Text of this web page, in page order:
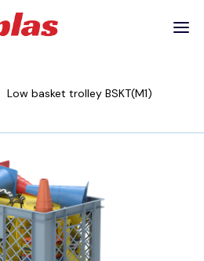
Low basket trolley BSKT(M1)